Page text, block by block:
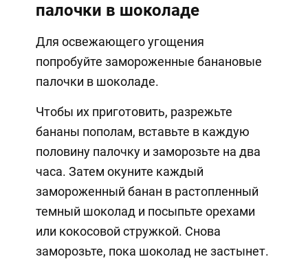
палочки в шоколаде
Для освежающего угощения
попробуйте замороженные банановые
палочки в шоколаде.
Чтобы их приготовить, разрежьте
бананы пополам, вставьте в каждую
половину палочку и заморозьте на два
часа. Затем окуните каждый
замороженный банан в растопленный
темный шоколад и посыпьте орехами
или кокосовой стружкой. Снова
заморозьте, пока шоколад не застынет.